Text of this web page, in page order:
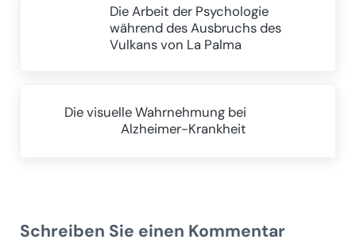
Die Arbeit der Psychologie
während des Ausbruchs des
Vulkans von La Palma
Die visuelle Wahrnehmung bei
Alzheimer-Krankheit
Schreiben Sie einen Kommentar